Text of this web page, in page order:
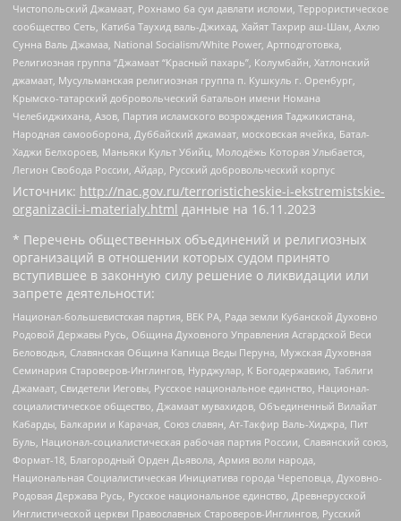
Чистопольский Джамаат, Рохнамо ба суи давлати исломи, Террористическое
сообщество Сеть, Катиба Таухид валь-Джихад, Хайят Тахрир аш-Шам, Ахлю
Сунна Валь Джамаа, National Socialism/White Power, Артподготовка,
Религиозная группа “Джамаат “Красный пахарь”, Колумбайн, Хатлонский
джамаат, Мусульманская религиозная группа п. Кушкуль г. Оренбург,
Крымско-татарский добровольческий батальон имени Номана
Челебиджихана, Азов, Партия исламского возрождения Таджикистана,
Народная самооборона, Дуббайский джамаат, московская ячейка, Батал-
Хаджи Белхороев, Маньяки Культ Убийц, Молодёжь Которая Улыбается,
Легион Свобода России, Айдар, Русский добровольческий корпус
Источник: http://nac.gov.ru/terroristicheskie-i-ekstremistskie-
organizacii-i-materialy.html данные на 16.11.2023
* Перечень общественных объединений и религиозных
организаций в отношении которых судом принято
вступившее в законную силу решение о ликвидации или
запрете деятельности:
Национал-большевистская партия, ВЕК РА, Рада земли Кубанской Духовно
Родовой Державы Русь, Община Духовного Управления Асгардской Веси
Беловодья, Славянская Община Капища Веды Перуна, Мужская Духовная
Семинария Староверов-Инглингов, Нурджулар, К Богодержавию, Таблиги
Джамаат, Свидетели Иеговы, Русское национальное единство, Национал-
социалистическое общество, Джамаат мувахидов, Объединенный Вилайат
Кабарды, Балкарии и Карачая, Союз славян, Ат-Такфир Валь-Хиджра, Пит
Буль, Национал-социалистическая рабочая партия России, Славянский союз,
Формат-18, Благородный Орден Дьявола, Армия воли народа,
Национальная Социалистическая Инициатива города Череповца, Духовно-
Родовая Держава Русь, Русское национальное единство, Древнерусской
Инглистической церкви Православных Староверов-Инглингов, Русский